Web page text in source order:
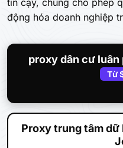
động hóa doanh nghiệp
proxy dân cư
Từ
Proxy trung tâm